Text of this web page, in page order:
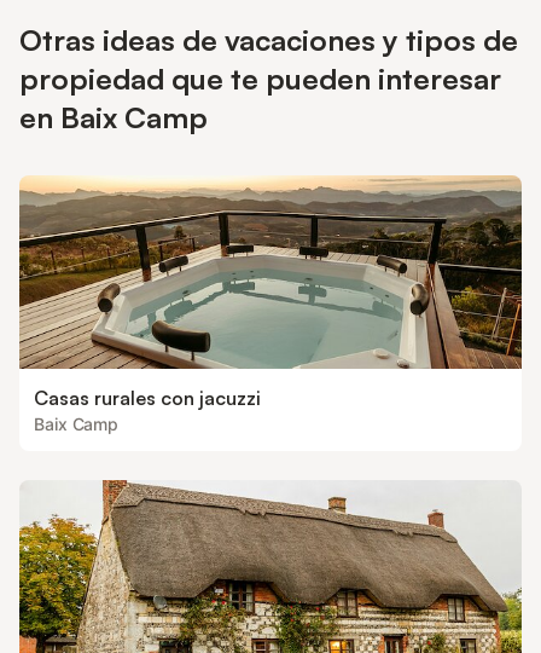
presentes los equipos específicamente mencionados en este
anuncio. Los equipos no mencionados no se consideran
presentes. A menos que exista una estación de carga eléctrica
en el alojamiento, está prohibido cargar vehículos eléctricos.
Otras ideas de vacaciones y tipos de
propiedad que te pueden interesar
en Baix Camp
Casas rurales con jacuzzi
Baix Camp